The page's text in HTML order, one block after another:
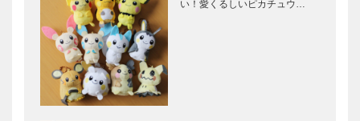
い！愛くるしいピカチュウ…